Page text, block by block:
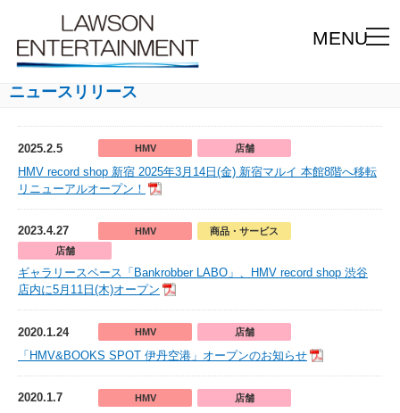
MENU
ニュースリリース
2025.2.5 HMV 店舗
HMV record shop 新宿 2025年3月14日(金) 新宿マルイ 本館8階へ移転
リニューアルオープン！
2023.4.27 HMV
商品・サービス
店舗
ギャラリースペース「Bankrobber LABO」、HMV record shop 渋谷
店内に5月11日(木)オープン
2020.1.24 HMV 店舗
「HMV&BOOKS SPOT 伊丹空港」オープンのお知らせ
2020.1.7 HMV 店舗